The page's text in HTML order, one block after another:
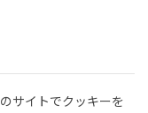
サイトでクッキーを